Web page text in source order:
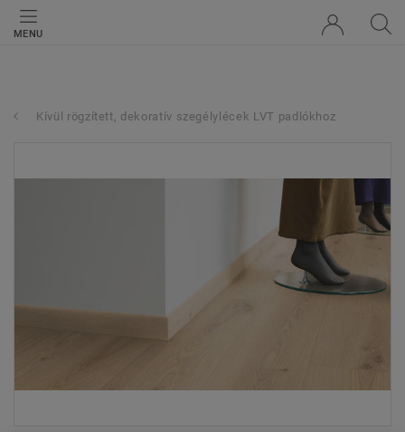
MENU
Kívül rögzített, dekoratív szegélylécek LVT padlókhoz